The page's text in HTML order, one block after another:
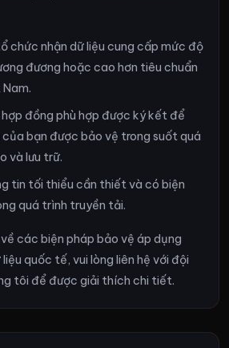
chức nhận dữ liệu cung cấp mức độ
đương hoặc cao hơn tiêu chuẩn
đồng phù hợp được ký kết để
bạn được bảo vệ trong suốt quá
và lưu trữ.
tin tối thiểu cần thiết và có biện
quá trình truyền tải.
các biện pháp bảo vệ áp dụng
quốc tế, vui lòng liên hệ với đội
tôi để được giải thích chi tiết.